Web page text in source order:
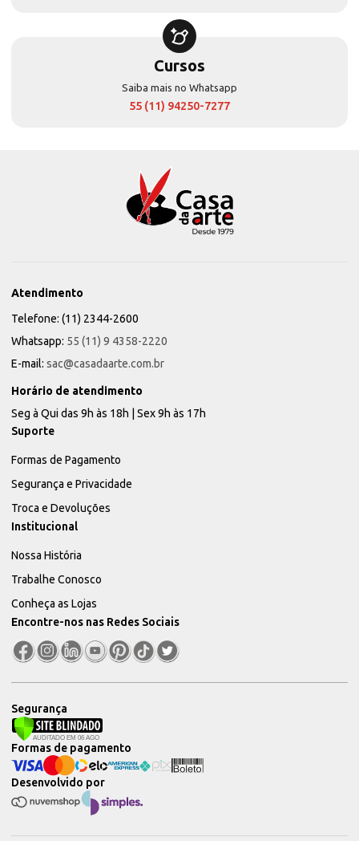
Cursos
Saiba mais no Whatsapp
55 (11) 94250-7277
Atendimento
Telefone: (11) 2344-2600
Whatsapp: 55 (11) 9 4358-2220
E-mail: sac@casadaarte.com.br
Horário de atendimento
Seg à Qui das 9h às 18h | Sex 9h às 17h
Suporte
Formas de Pagamento
Segurança e Privacidade
Troca e Devoluções
Institucional
Nossa História
Trabalhe Conosco
Conheça as Lojas
Encontre-nos nas Redes Sociais
Segurança
Desenvolvido por
Formas de pagamento